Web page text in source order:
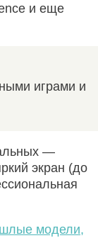
и еще
играми и
—
экран (до
модели,